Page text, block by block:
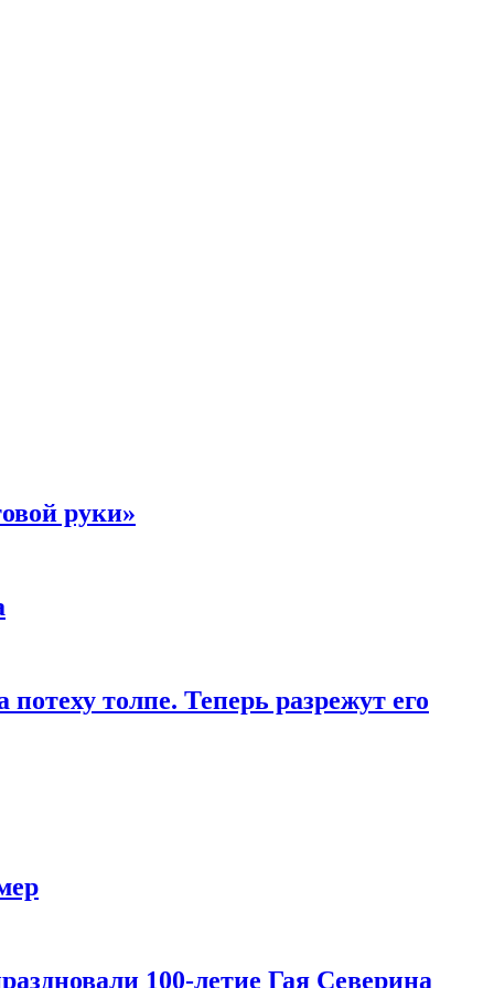
руки»
толпе. Теперь разрежут его
100-летие Гая Северина